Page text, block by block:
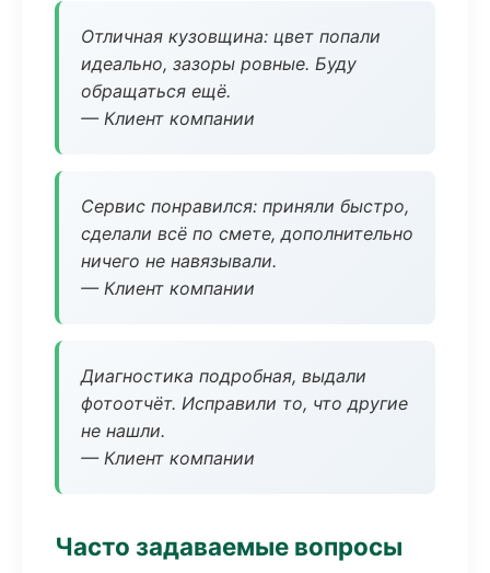
Отличная кузовщина: цвет попали
идеально, зазоры ровные. Буду
обращаться ещё.
— Клиент компании
Сервис понравился: приняли быстро,
сделали всё по смете, дополнительно
ничего не навязывали.
— Клиент компании
Диагностика подробная, выдали
фотоотчёт. Исправили то, что другие
не нашли.
— Клиент компании
Часто задаваемые вопросы